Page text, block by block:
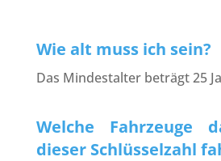
Wie alt muss ich sein?
Das Mindestalter beträgt 25
Welche Fahrzeuge
dieser Schlüsselzahl